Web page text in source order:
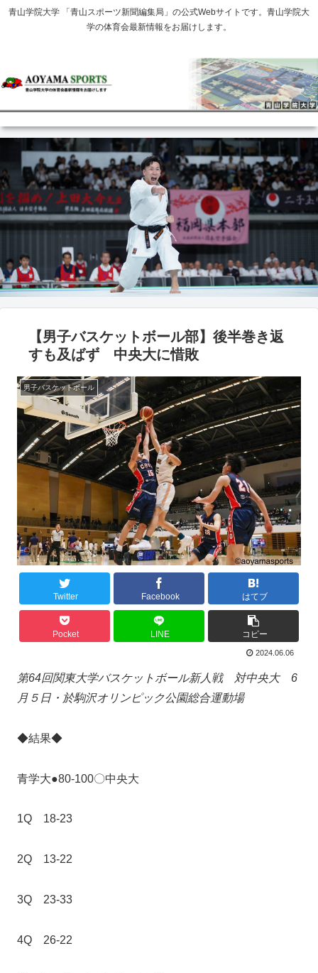
青山学院大学 「青山スポーツ新聞編集局」の公式Webサイトです。青山学院大
学の体育会最新情報をお届けします。
【男子バスケットボール部】後半巻き返
すも及ばず 中央大に惜敗
男子バスケットボール
Twitter Facebook はてブ
Pocket LINE コピー
2024.06.06
第64回関東大学バスケットボール新人戦 対中央大 6
月５日・於駒沢オリンピック公園総合運動場
◆結果◆
青学大●80-100〇中央大
1Q 18-23
2Q 13-22
3Q 23-33
4Q 26-22